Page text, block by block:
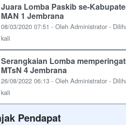
Juara Lomba Paskib se-
MAN 1 Jembrana
08/03/2020 07:51 - Oleh Administrator -
kali
Serangkaian Lomba
MTsN 4 Jembrana
26/08/2022 06:13 - Oleh Administrator -
kali
Pendapat